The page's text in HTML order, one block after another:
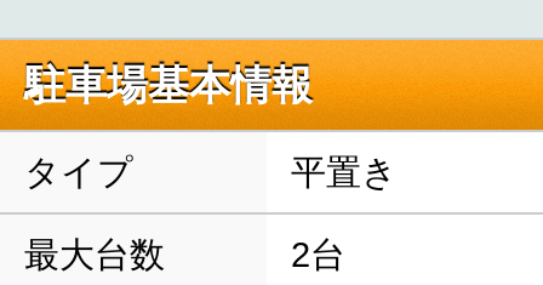
駐車場基本情報
タイプ 平置き
最大台数 2台